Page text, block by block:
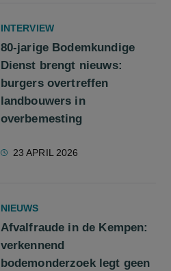
INTERVIEW
80-jarige Bodemkundige
Dienst brengt nieuws:
burgers overtreffen
landbouwers in
overbemesting
23 APRIL 2026
NIEUWS
Afvalfraude in de Kempen:
verkennend
bodemonderzoek legt geen